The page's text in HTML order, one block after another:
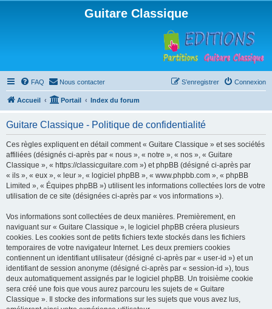
Guitare Classique
FAQ Nous contacter Connexion
S’enregistrer
Accueil Portail Index du forum
Guitare Classique - Politique de confidentialité
Ces règles expliquent en détail comment « Guitare Classique » et ses sociétés
affiliées (désignés ci-après par « nous », « notre », « nos », « Guitare
Classique », « https://classicguitare.com ») et phpBB (désigné ci-après par
« ils », « eux », « leur », « logiciel phpBB », « www.phpbb.com », « phpBB
Limited », « Équipes phpBB ») utilisent les informations collectées lors de votre
utilisation de ce site (désignées ci-après par « vos informations »).
Vos informations sont collectées de deux manières. Premièrement, en
naviguant sur « Guitare Classique », le logiciel phpBB créera plusieurs
cookies. Les cookies sont de petits fichiers texte stockés dans les fichiers
temporaires de votre navigateur Internet. Les deux premiers cookies
contiennent un identifiant utilisateur (désigné ci-après par « user-id ») et un
identifiant de session anonyme (désigné ci-après par « session-id »), tous
deux automatiquement assignés par le logiciel phpBB. Un troisième cookie
sera créé une fois que vous aurez parcouru les sujets de « Guitare
Classique ». Il stocke des informations sur les sujets que vous avez lus,